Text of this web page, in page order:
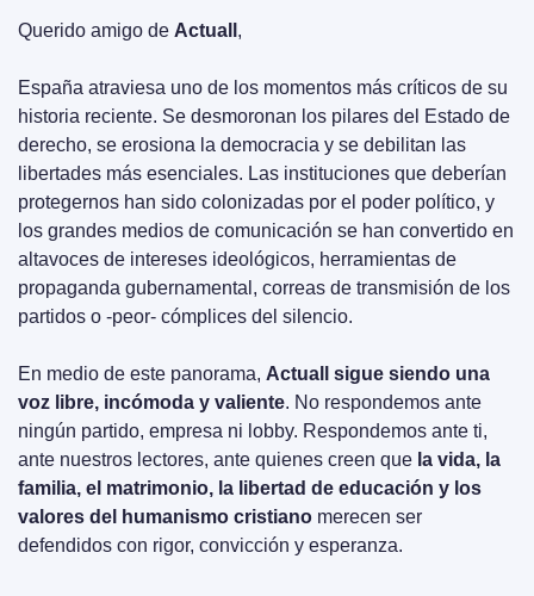
Querido amigo de Actuall ,
España atraviesa uno de los momentos más críticos de su
historia reciente. Se desmoronan los pilares del Estado de
derecho, se erosiona la democracia y se debilitan las
libertades más esenciales. Las instituciones que deberían
protegernos han sido colonizadas por el poder político, y
los grandes medios de comunicación se han convertido en
altavoces de intereses ideológicos, herramientas de
propaganda gubernamental, correas de transmisión de los
partidos o -peor- cómplices del silencio.
En medio de este panorama, Actuall sigue siendo una
voz libre, incómoda y valiente. No respondemos ante
ningún partido, empresa ni lobby. Respondemos ante ti,
ante nuestros lectores, ante quienes creen que la vida, la
familia, el matrimonio, la libertad de educación y los
valores del humanismo cristiano merecen ser
defendidos con rigor, convicción y esperanza.